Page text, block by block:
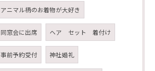
アニマル柄のお着物が大好き
同窓会に出席 ヘア セット 着付け
事前予約受付 神社婚礼